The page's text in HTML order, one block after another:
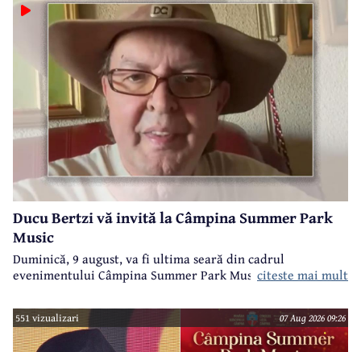
Ducu Bertzi vă invită la Câmpina Summer Park
Music
Duminică, 9 august, va fi ultima seară din cadrul
evenimentului Câmpina Summer Park Music 2026.citeste mai mult
551 vizualizari 07 Aug 2026 09:26